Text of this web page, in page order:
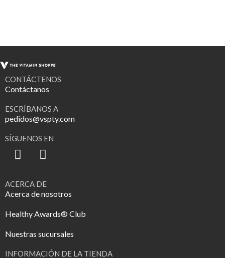
CONTÁCTENOS
Contáctanos
ESCRÍBANOS A
pedidos@vspty.com
SÍGUENOS EN
ACERCA DE
Acerca de nosotros
Healthy Awards® Club
Nuestras sucursales
INFORMACIÓN DE LA TIENDA